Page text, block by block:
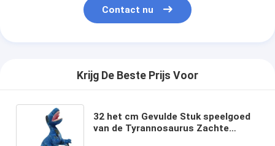
Contact nu
Krijg De Beste Prijs Voor
32 het cm Gevulde Stuk speelgoed
van de Tyrannosaurus Zachte